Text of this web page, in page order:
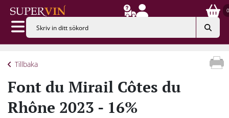
0
Tillbaka
Font du Mirail Côtes du
Rhône 2023 - 16%